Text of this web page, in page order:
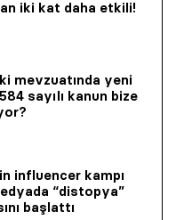
iki kat daha etkili!
mevzuatında yeni
sayılı kanun bize
influencer kampı
“distopya”
başlattı